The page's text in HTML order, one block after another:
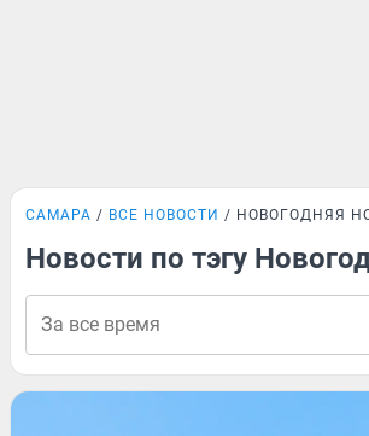
САМАРА ВСЕ НОВОСТИ НОВОГОДНЯЯ
Новости по тэгу